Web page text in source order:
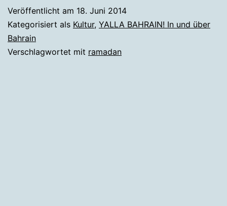
beginnt
Ramadan
Veröffentlicht am 18. Juni 2014
Kategorisiert als Kultur, YALLA BAHRAIN! In und über
Bahrain
Verschlagwortet mit ramadan